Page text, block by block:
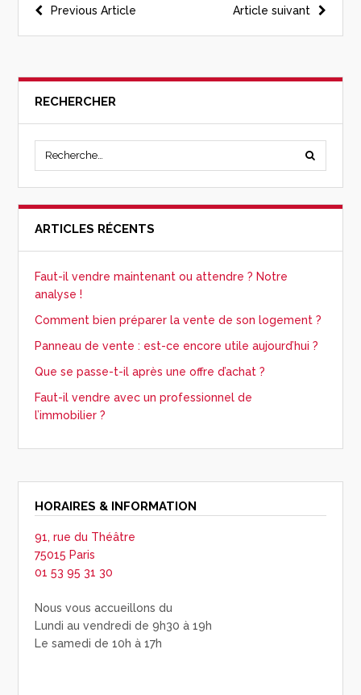
Article suivant
Previous Article
RECHERCHER
ARTICLES RÉCENTS
Faut-il vendre maintenant ou attendre ? Notre
analyse !
Comment bien préparer la vente de son logement ?
Panneau de vente : est-ce encore utile aujourd’hui ?
Que se passe-t-il après une offre d’achat ?
Faut-il vendre avec un professionnel de
l’immobilier ?
HORAIRES & INFORMATION
91, rue du Théâtre
75015 Paris
01 53 95 31 30
Nous vous accueillons du
Lundi au vendredi de 9h30 à 19h
Le samedi de 10h à 17h